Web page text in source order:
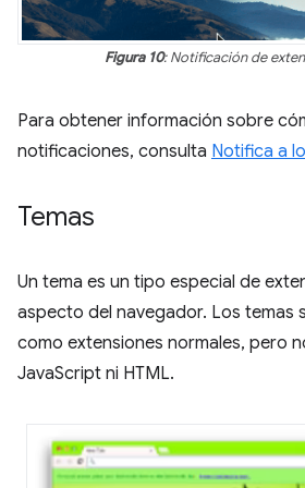
Figura 10: Notificación de
Para obtener información sobre
notificaciones, consulta Notifica a
Temas
Un tema es un tipo especial de
aspecto del navegador. Los temas
como extensiones normales, pero
JavaScript ni HTML.